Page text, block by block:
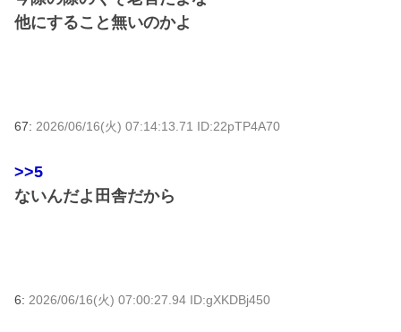
他にすること無いのかよ
67: 2026/06/16(火) 07:14:13.71 ID:22pTP4A70
>>5
ないんだよ田舎だから
6: 2026/06/16(火) 07:00:27.94 ID:gXKDBj450